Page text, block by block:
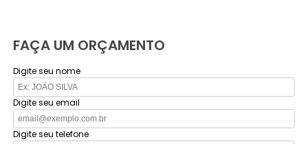
FAÇA UM ORÇAMENTO
Digite seu nome
Digite seu email
Digite seu telefone